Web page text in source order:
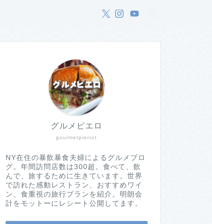
gourmetpierrot
グルメピエロ
NY在住の暴飲暴食夫婦によるグルメブロ
グ。年間訪問店数は300超。食べて、飲
んで、旅するために生きています。世界
で訪れた感動レストラン、おすすめワイ
ン、食重視の旅行プランを紹介。明朗会
計をモットーにレシート公開してます。